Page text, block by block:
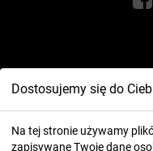
Dostosujemy się do
Na tej stronie używamy
zapisywane Twoje dane
Informacje
Twoje konto